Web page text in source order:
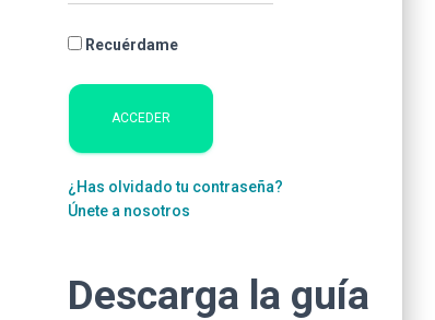
Recuérdame
¿Has olvidado tu contraseña?
Únete a nosotros
Descarga la guía